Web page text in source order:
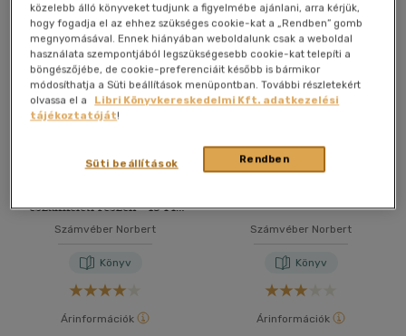
északkeleti részén - 1944-
Számvéber Norbert
Könyv
Árinformációk
Számvéber Norbert
Könyv
Árinformációk
közelebb álló könyveket tudjunk a figyelmébe ajánlani, arra kérjük,
hogy fogadja el az ehhez szükséges cookie-kat a „Rendben” gomb
megnyomásával. Ennek hiányában weboldalunk csak a weboldal
használata szempontjából legszükségesebb cookie-kat telepíti a
böngészőjébe, de cookie-preferenciáit később is bármikor
módosíthatja a Süti beállítások menüpontban. További részletekért
olvassa el a
Libri Könyvkereskedelmi Kft. adatkezelési
tájékoztatóját!
Rendben
Süti beállítások